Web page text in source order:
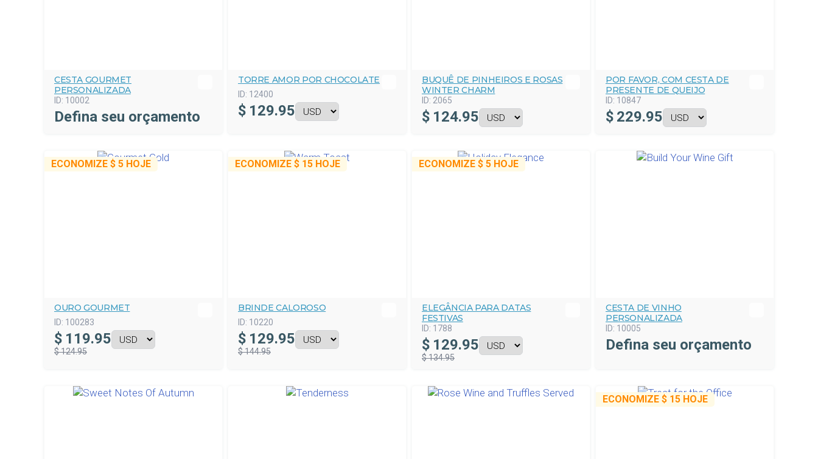
CESTA GOURMET
PERSONALIZADA
ID: 10002
Defina seu orçamento
TORRE AMOR POR CHOCOLATE
ID: 12400
$ 129.95
BUQUÊ DE PINHEIROS E ROSAS
WINTER CHARM
ID: 2065
$ 124.95
POR FAVOR, COM CESTA DE
PRESENTE DE QUEIJO
ID: 10847
$ 229.95
ECONOMIZE $ 5 HOJE
OURO GOURMET
ID: 100283
$ 119.95
$ 124.95
ECONOMIZE $ 15 HOJE
BRINDE CALOROSO
ID: 10220
$ 129.95
$ 144.95
ECONOMIZE $ 5 HOJE
ELEGÂNCIA PARA DATAS
FESTIVAS
ID: 1788
$ 129.95
$ 134.95
CESTA DE VINHO
PERSONALIZADA
ID: 10005
Defina seu orçamento
ECONOMIZE $ 15 HOJE